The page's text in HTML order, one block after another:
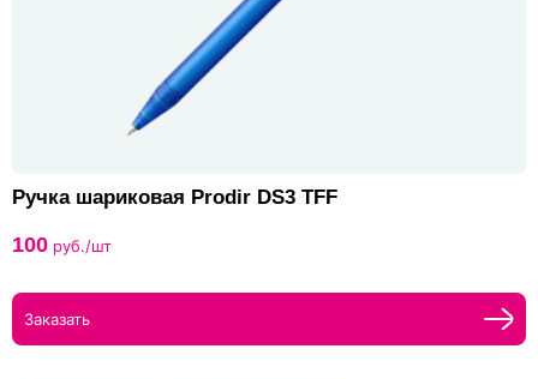
Ручка шариковая Prodir DS3 TFF
100 руб./шт
Заказать